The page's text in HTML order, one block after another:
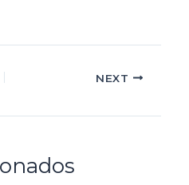
NEXT